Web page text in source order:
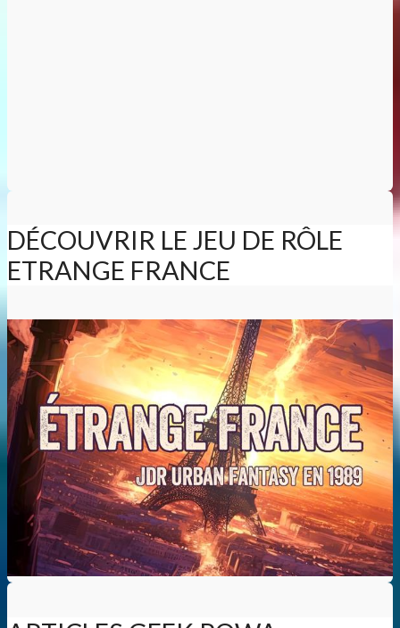
DÉCOUVRIR LE JEU DE RÔLE
ETRANGE FRANCE